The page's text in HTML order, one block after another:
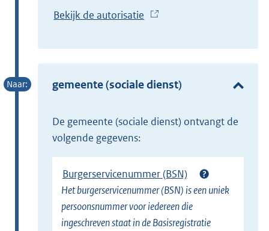
e
n
l
)
Bekijk de autorisatie
x
t
e
e
i
n
k
)
gemeente (sociale dienst)
de gemeente (sociale dienst) ontvangt de
volgende gegevens:
Burgerservicenummer (BSN)
Het burgerservicenummer (BSN) is een uniek
persoonsnummer voor iedereen die
ingeschreven staat in de Basisregistratie